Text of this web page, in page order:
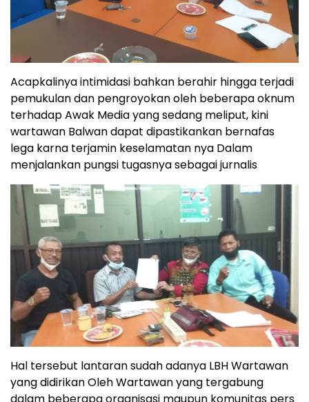
Acapkalinya intimidasi bahkan berahir hingga terjadi
pemukulan dan pengroyokan oleh beberapa oknum
terhadap Awak Media yang sedang meliput, kini
wartawan Balwan dapat dipastikankan bernafas
lega karna terjamin keselamatan nya Dalam
menjalankan pungsi tugasnya sebagai jurnalis
Hal tersebut lantaran sudah adanya LBH Wartawan
yang didirikan Oleh Wartawan yang tergabung